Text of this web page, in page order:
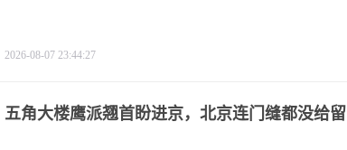
2026-08-07 23:44:27
五角大楼鹰派翘首盼进京，北京连门缝都没给留